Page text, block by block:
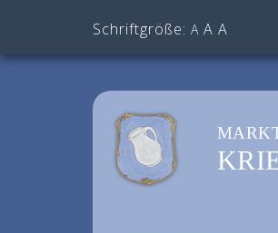
Schriftgröße: A A A